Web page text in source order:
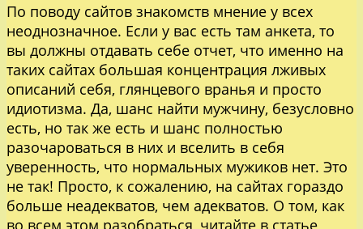
По поводу сайтов знакомств мнение у всех
неоднозначное. Если у вас есть там анкета, то
вы должны отдавать себе отчет, что именно на
таких сайтах большая концентрация лживых
описаний себя, глянцевого вранья и просто
идиотизма. Да, шанс найти мужчину, безусловно
есть, но так же есть и шанс полностью
разочароваться в них и вселить в себя
уверенность, что нормальных мужиков нет. Это
не так! Просто, к сожалению, на сайтах гораздо
больше неадекватов, чем адекватов. О том, как
во всем этом разобраться, читайте в статье